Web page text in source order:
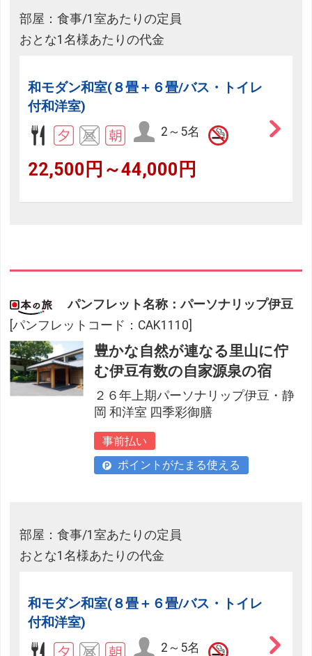
部屋：食事/1室あたりの定員
おとな1名様あたりの代金
和モダン和室(８畳＋６畳/バス・トイレ
付和洋室)
2～5名
22,500円～44,000円
パンフレット名称：パーソナリップ伊豆
[パンフレットコード：CAK1110]
豊かな自然が連なる里山に佇
む伊豆有数の自家源泉の宿
２６年上期パーソナリップ伊豆・静
岡 和洋室 四季彩御膳
事前払い
ポイントがたまる使える
部屋：食事/1室あたりの定員
おとな1名様あたりの代金
和モダン和室(８畳＋６畳/バス・トイレ
付和洋室)
2～5名